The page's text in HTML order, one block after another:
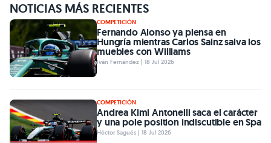
NOTICIAS MÁS RECIENTES
COMPETICIÓN
Fernando Alonso ya piensa en
Hungría mientras Carlos Sainz salva los
muebles con Williams
Iván Fernández | 18 Jul 2026
COMPETICIÓN
Andrea Kimi Antonelli saca el carácter
y una pole position indiscutible en Spa
Héctor Sagués | 18 Jul 2026